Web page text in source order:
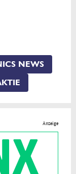
NEWS
Anzeige